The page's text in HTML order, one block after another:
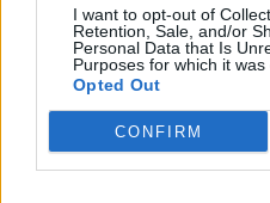
I want to opt-out of
Retention, Sale, and/or
Personal Data that Is
Purposes for which it was
Opted Out
CONFIRM
Στις
μαγιό
το